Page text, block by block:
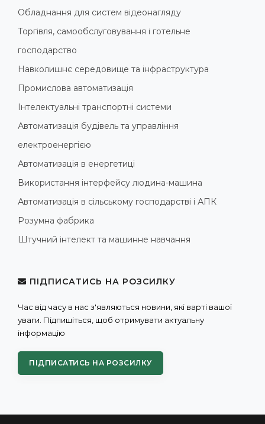
Обладнання для систем відеонагляду
Торгівля, самообслуговування і готельне
господарство
Навколишнє середовище та інфраструктура
Промислова автоматизація
Інтелектуальні транспортні системи
Автоматизація будівель та управління
електроенергією
Автоматизація в енергетиці
Використання інтерфейсу людина-машина
Автоматизація в сільському господарстві і АПК
Розумна фабрика
Штучний інтелект та машинне навчання
ПІДПИСАТИСЬ НА РОЗСИЛКУ
Час від часу в нас з'являються новини, які варті вашої
уваги. Підпишіться, щоб отримувати актуальну
інформацію
ПІДПИСАТИСЬ НА РОЗСИЛКУ